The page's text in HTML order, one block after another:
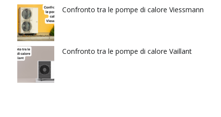
Confronto tra le pompe di calore Viessmann
Confronto tra le pompe di calore Vaillant